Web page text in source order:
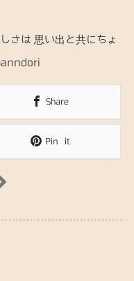
さは 思い出と共にちょ
Share
Pin it